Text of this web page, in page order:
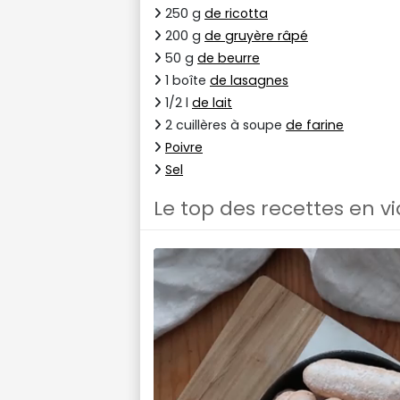
250 g de ricotta
200 g de gruyère râpé
50 g de beurre
1 boîte de lasagnes
1/2 l de lait
2 cuillères à soupe de farine
Poivre
Sel
Le top des recettes en